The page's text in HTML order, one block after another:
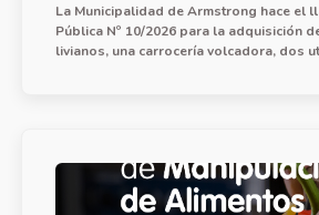
La Municipalidad de Armstrong hace el
Pública Nº 10/2026 para la adquisición
livianos, una carrocería volcadora, dos